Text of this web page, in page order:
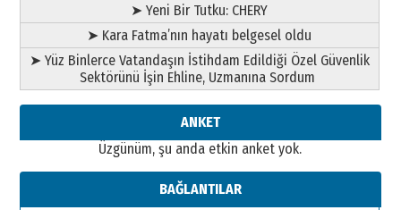
➤ Yeni Bir Tutku: CHERY
➤ Kara Fatma’nın hayatı belgesel oldu
➤ Yüz Binlerce Vatandaşın İstihdam Edildiği Özel Güvenlik
Sektörünü İşin Ehline, Uzmanına Sordum
ANKET
Üzgünüm, şu anda etkin anket yok.
BAĞLANTILAR